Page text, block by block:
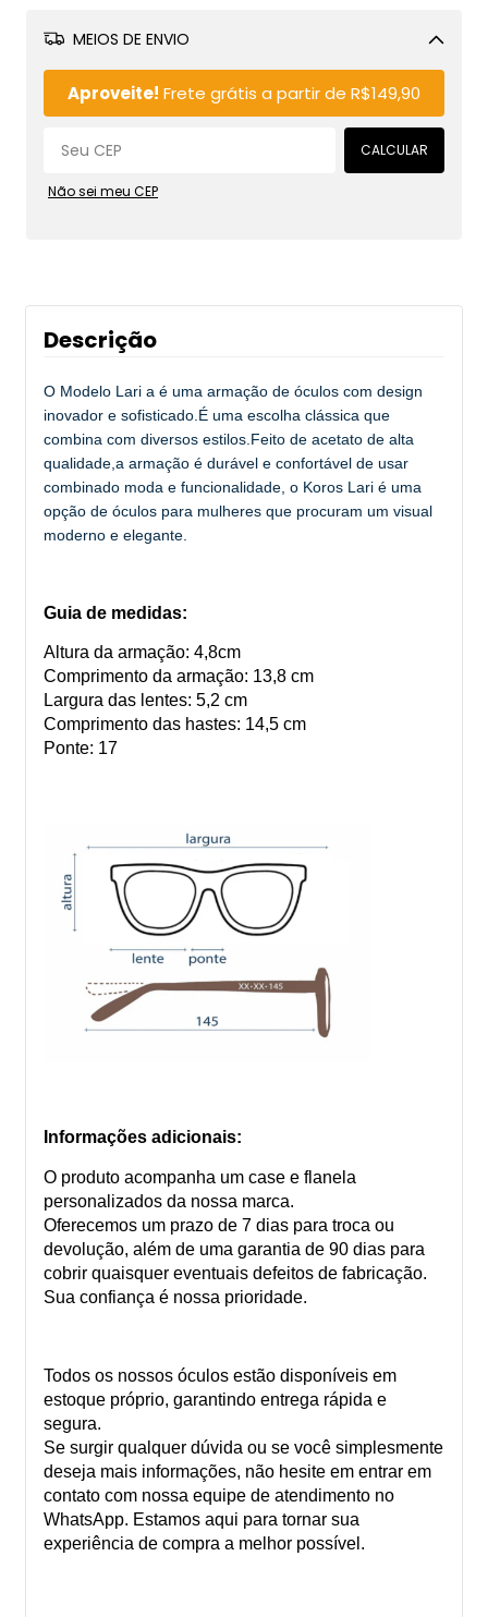
MEIOS DE ENVIO
Aproveite! Frete grátis a partir de R$149,90
CALCULAR
Não sei meu CEP
Descrição
O Modelo Lari a é uma armação de óculos com design
inovador e sofisticado.É uma escolha clássica que
combina com diversos estilos.Feito de acetato de alta
qualidade,a armação é durável e confortável de usar
combinado moda e funcionalidade, o Koros Lari é uma
opção de óculos para mulheres que procuram um visual
moderno e elegante.
Guia de medidas:
Altura da armação: 4,8cm
Comprimento da armação: 13,8 cm
Largura das lentes: 5,2 cm
Comprimento das hastes: 14,5 cm
Ponte: 17
Informações adicionais:
O produto acompanha um case e flanela
personalizados da nossa marca.
Oferecemos um prazo de 7 dias para troca ou
devolução, além de uma garantia de 90 dias para
cobrir quaisquer eventuais defeitos de fabricação.
Sua confiança é nossa prioridade.
Todos os nossos óculos estão disponíveis em
estoque próprio, garantindo entrega rápida e
segura.
Se surgir qualquer dúvida ou se você simplesmente
deseja mais informações, não hesite em entrar em
contato com nossa equipe de atendimento no
WhatsApp. Estamos aqui para tornar sua
experiência de compra a melhor possível.